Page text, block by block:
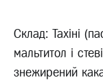
Склад: Тахіні
мальтитол і
знежирений